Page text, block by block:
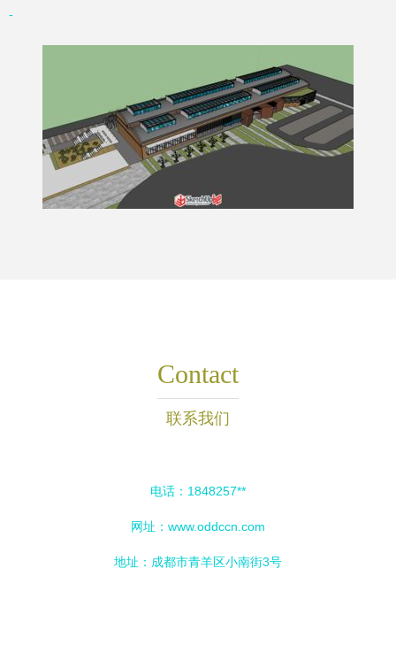
-
Contact
联系我们
电话：1848257**
网址： www.oddccn.com
地址：成都市青羊区小南街3号